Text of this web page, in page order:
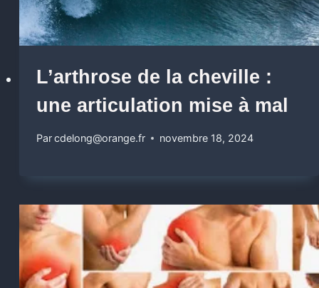
L’arthrose de la cheville :
une articulation mise à mal
Parcdelong@orange.fr novembre 18, 2024